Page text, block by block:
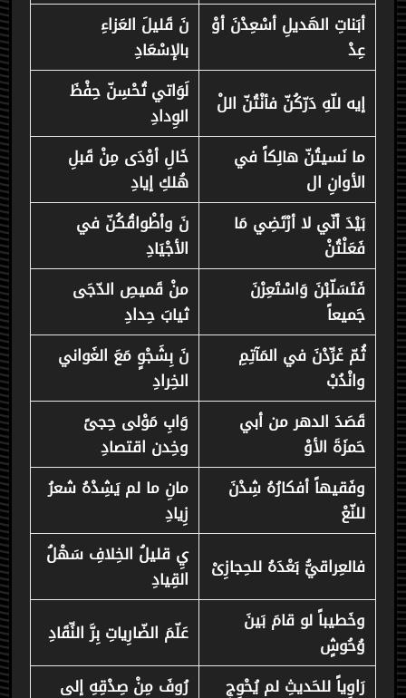
أبَناتِ الهَديلِ أسْعِدْنَ أوْ
عِدْ
نَ قَليلَ العَزاءِ
بالإسْعَادِ
إيه للّهِ دَرّكُنّ فأنْتُنّ اللْ
لَوَاتي تُحْسِنّ حِفْظَ
الوِدادِ
ما نَسيتُنّ هالِكاً في
الأوانِ ال
خَالِ أوْدَى مِنْ قَبلِ
هُلكِ إيادِ
بَيْدَ أنّي لا أرْتَضِي مَا
فَعَلْتُنْ
نَ وأطْواقُكُنّ في
الأجْيَادِ
فَتَسَلّبْنَ وَاسْتَعِرْنَ
جَميعاً
منْ قَميصِ الدّجَى
ثيابَ حِدادِ
ثُمّ غَرِّدْنَ في المَآتِمِ
وانْدُبْ
نَ بِشَجْوٍ مَعَ الغَواني
الخِرادِ
قَصَدَ الدهر من أبي
حَمزَةَ الأوْ
وَابِ مَوْلى حِجىً
وخِدن اقتصادِ
وفَقيهاً أفكارُهُ شِدْنَ
للنّعْ
مانِ ما لم يَشِدْهُ شعرُ
زِيادِ
فالعِراقيُّ بَعْدَهُ للحِجازِىْ
يِ قليلُ الخِلافِ سَهْلُ
القِيادِ
وخَطيباً لو قامَ بَينَ
وُحُوشٍ
عَلّمَ الضّارِياتِ بِرَّ النِّقَادِ
رَاوِياً للحَديثِ لم يُحْوِجِ
رُوفَ مِنْ صِدْقِهِ إلى